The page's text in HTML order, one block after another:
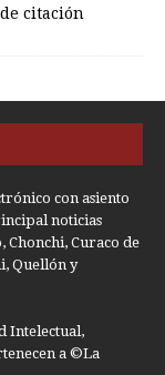
citación
con asiento
noticias
Chonchi, Curaco de
Quellón y
Intelectual,
a ©La